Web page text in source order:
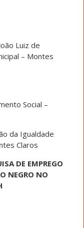
Luiz de
– Montes
Social –
da Igualdade
Claros
DE EMPREGO
NEGRO NO